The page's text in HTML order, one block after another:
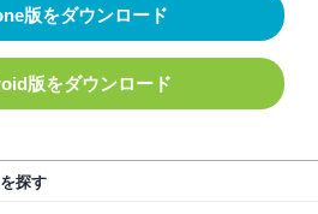
版をダウンロード
版をダウンロード
探す